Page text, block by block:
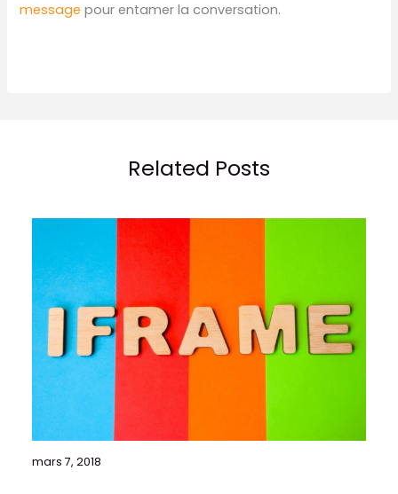
message pour entamer la conversation.
Related Posts
mars 7, 2018